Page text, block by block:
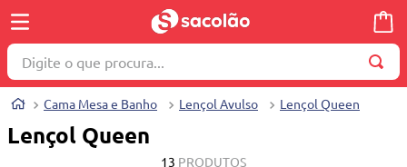
Digite o que procura...
Cama Mesa e Banho Lençol Avulso Lençol Queen
Lençol Queen
13 PRODUTOS
TERMOS MAIS BUSCADOS
2º
brinquedo